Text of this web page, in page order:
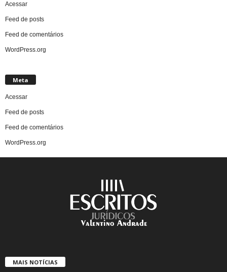
Acessar
Feed de posts
Feed de comentários
WordPress.org
Meta
Acessar
Feed de posts
Feed de comentários
WordPress.org
MAIS NOTÍCIAS